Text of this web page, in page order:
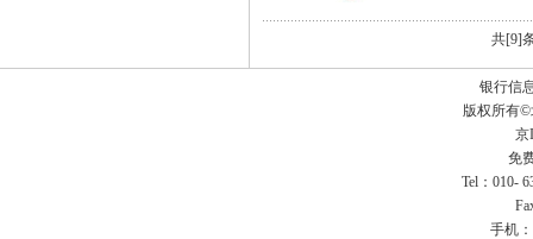
共[9]
银行信
版权所有
京
免
Tel：010-
手机：